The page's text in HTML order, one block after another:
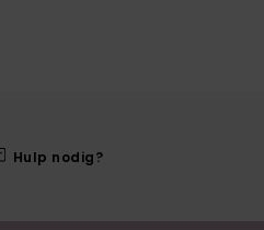
Hulp nodig?